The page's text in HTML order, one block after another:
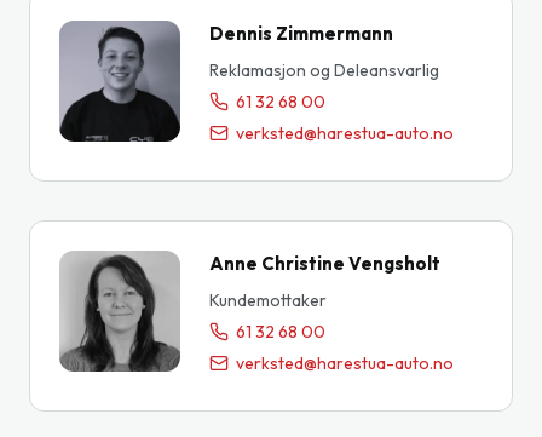
Dennis Zimmermann
Reklamasjon og Deleansvarlig
61 32 68 00
verksted@harestua-auto.no
Anne Christine Vengsholt
Kundemottaker
61 32 68 00
verksted@harestua-auto.no